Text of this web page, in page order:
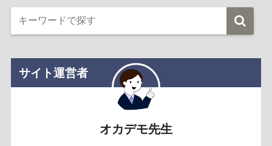
サイト運営者
オカデモ先生